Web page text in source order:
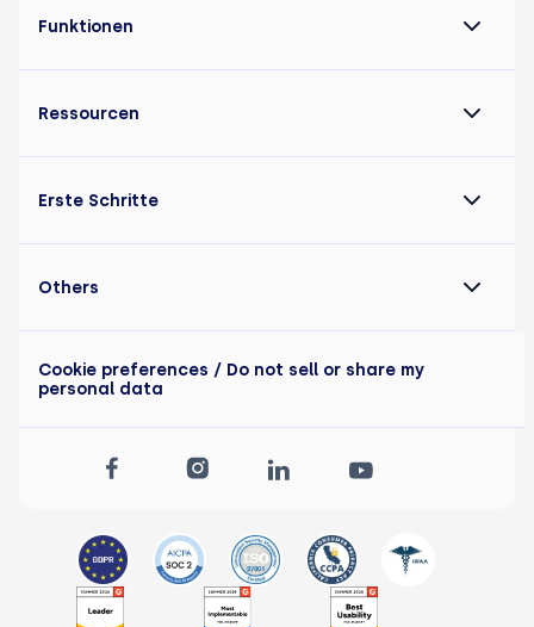
Funktionen
Ressourcen
Erste Schritte
Others
Cookie preferences / Do not sell or share my
personal data